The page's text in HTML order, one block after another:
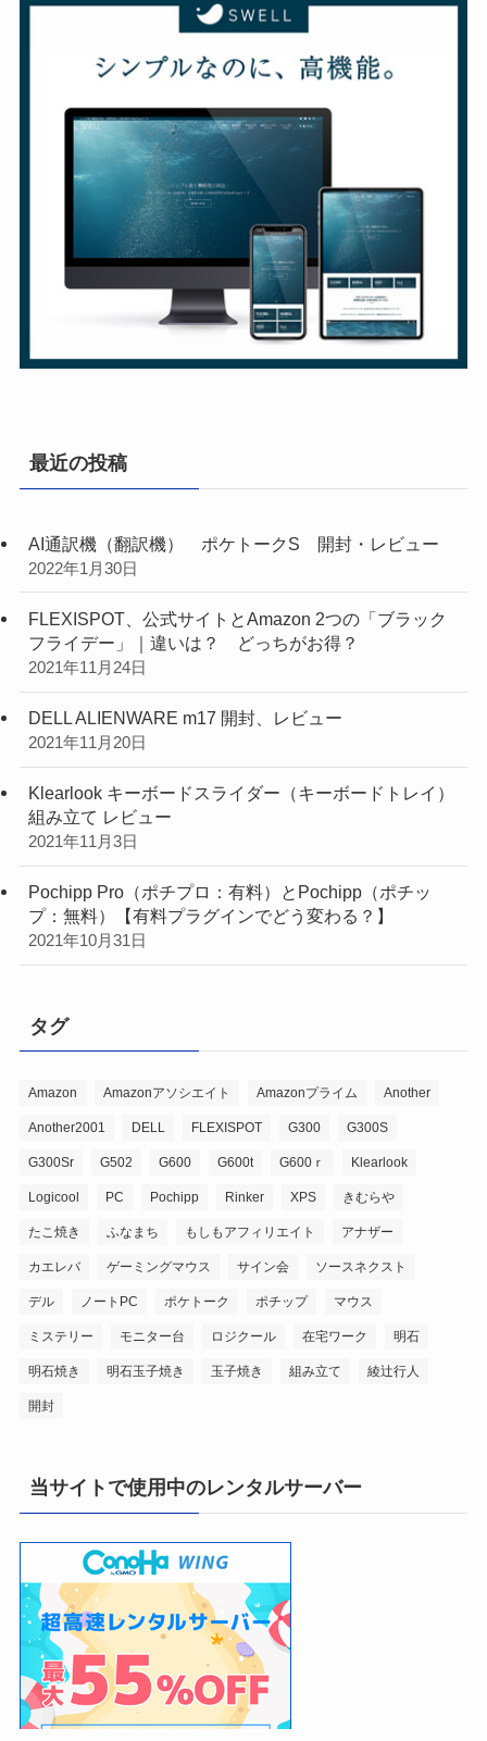
最近の投稿
AI通訳機（翻訳機） ポケトークS 開封・レビュー
2022年1月30日
FLEXISPOT、公式サイトとAmazon 2つの「ブラック
フライデー」｜違いは？ どっちがお得？
2021年11月24日
DELL ALIENWARE m17 開封、レビュー
2021年11月20日
Klearlook キーボードスライダー（キーボードトレイ）
組み立て レビュー
2021年11月3日
Pochipp Pro（ポチプロ：有料）とPochipp（ポチッ
プ：無料）【有料プラグインでどう変わる？】
2021年10月31日
タグ
Amazon Amazonアソシエイト Amazonプライム Another
Another2001 DELL FLEXISPOT G300 G300S
G300Sr G502 G600 G600t G600ｒ Klearlook
Logicool PC Pochipp Rinker XPS きむらや
たこ焼き ふなまち もしもアフィリエイト アナザー
カエレバ ゲーミングマウス サイン会 ソースネクスト
デル ノートPC ポケトーク ポチップ マウス
ミステリー モニター台 ロジクール 在宅ワーク 明石
明石焼き 明石玉子焼き 玉子焼き 組み立て 綾辻行人
開封
当サイトで使用中のレンタルサーバー